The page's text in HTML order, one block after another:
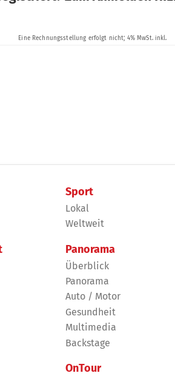
Sport
Lokal
Weltweit
Panorama
Überblick
Panorama
Auto / Motor
Gesundheit
Multimedia
Backstage
OnTour